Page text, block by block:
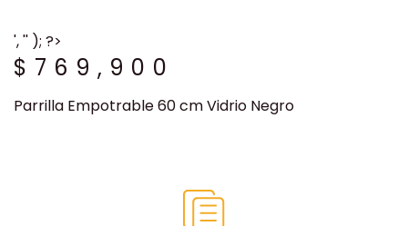
', '' ); ?>
$ 769,900
Parrilla Empotrable 60 cm Vidrio Negro